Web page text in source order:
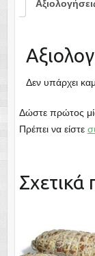
Δεν υπάρχει
Δώστε πρώτος
Πρέπει να είστε
Σχετικά